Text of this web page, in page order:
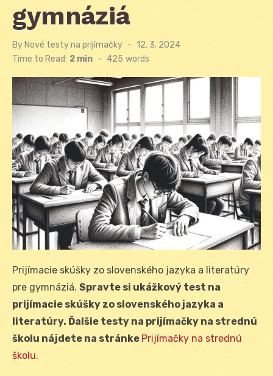
gymnáziá
By Nové testy na prijímačky
Posted
on
12. 3. 2024
Time to Read: 2 min - 425 words
Prijímacie skúšky zo slovenského jazyka a literatúry
pre gymnáziá. Spravte si ukážkový test na
prijímacie skúšky zo slovenského jazyka a
literatúry. Ďalšie testy na prijímačky na strednú
školu nájdete na stránke Prijímačky na strednú
školu.